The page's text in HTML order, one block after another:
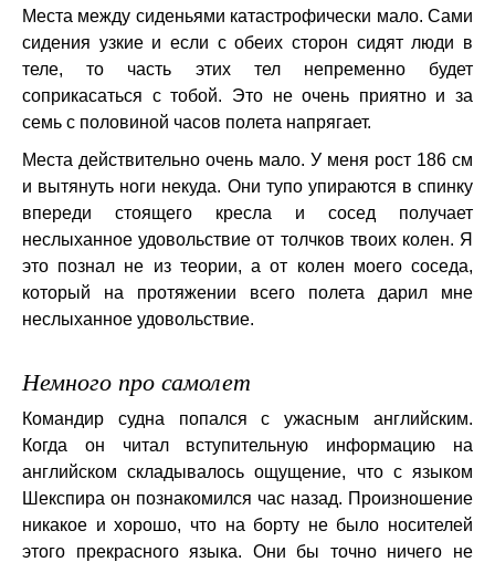
Места между сиденьями катастрофически мало. Сами
сидения узкие и если с обеих сторон сидят люди в
теле, то часть этих тел непременно будет
соприкасаться с тобой. Это не очень приятно и за
семь с половиной часов полета напрягает.
Места действительно очень мало. У меня рост 186 см
и вытянуть ноги некуда. Они тупо упираются в спинку
впереди стоящего кресла и сосед получает
неслыханное удовольствие от толчков твоих колен. Я
это познал не из теории, а от колен моего соседа,
который на протяжении всего полета дарил мне
неслыханное удовольствие.
Немного про самолет
Командир судна попался с ужасным английским.
Когда он читал вступительную информацию на
английском складывалось ощущение, что с языком
Шекспира он познакомился час назад. Произношение
никакое и хорошо, что на борту не было носителей
этого прекрасного языка. Они бы точно ничего не